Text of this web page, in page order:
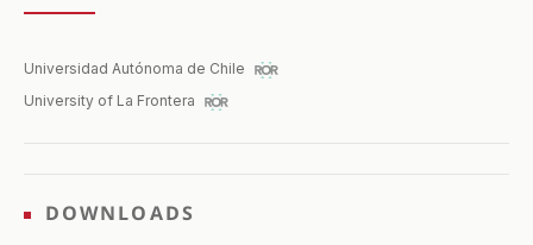
Universidad Autónoma de Chile
University of La Frontera
DOWNLOADS